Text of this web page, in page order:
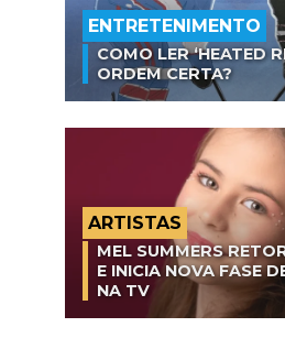
ENTRETENIMENTO
COMO LER ‘HEATED
ORDEM CERTA?
ARTISTAS
MEL SUMMERS
E INICIA NOVA FASE
NA TV